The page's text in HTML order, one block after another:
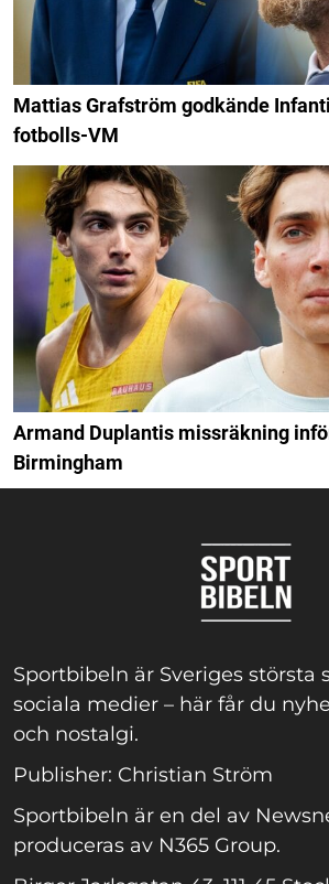
Mattias Grafström godkände
fotbolls-VM
Armand Duplantis missräkning
Birmingham
Sportbibeln är Sveriges största
sociala medier – här får du
och nostalgi.
Publisher: Christian Ström
Sportbibeln är en del av
produceras av N365 Group.